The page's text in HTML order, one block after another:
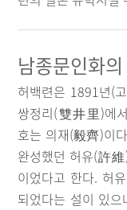
남종문인화
허백련은 1891년(
쌍정리(雙井里)에
호는 의재(毅齊)이
완성했던 허유(許
이었다고 한다. 허
되었다는 설이 있